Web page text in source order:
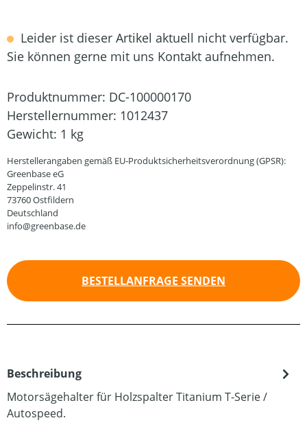
Leider ist dieser Artikel aktuell nicht verfügbar.
Sie können gerne mit uns Kontakt aufnehmen.
Produktnummer: DC-100000170
Herstellernummer: 1012437
Gewicht: 1 kg
Herstellerangaben gemäß EU-Produktsicherheitsverordnung (GPSR):
Greenbase eG
Zeppelinstr. 41
73760 Ostfildern
Deutschland
info@greenbase.de
BESTELLANFRAGE SENDEN
Beschreibung
Motorsägehalter für Holzspalter Titanium T-Serie /
Autospeed.